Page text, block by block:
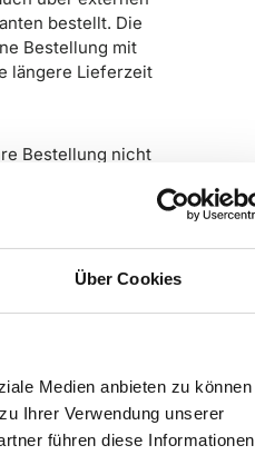
Über Cookies
Medien anbieten zu können
Ihrer Verwendung unserer
führen diese Informationen
bestellt. Die
Bestellung mit
längere Lieferzeit
Bestellung nicht
Gewichten werden
zu verfolgen. Die